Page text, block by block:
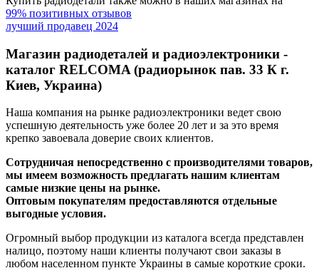
99% позитивных отзывов
лучший продавец 2024
Магазин радиодеталей и радиоэлектроники -
каталог RELCOMA (радиорынок пав. 33 К г.
Киев, Украина)
Наша компания на рынке радиоэлектроники ведет свою
успешную деятельность уже более 20 лет и за это время
крепко завоевала доверие своих клиентов.
Сотрудничая непосредственно с производителями товаров,
мы имеем возможность предлагать нашим клиентам
самые низкие цены на рынке.
Оптовым покупателям предоставляются отдельные
выгодные условия.
Огромный выбор продукции из каталога всегда представлен
налицо, поэтому наши клиенты получают свои заказы в
любом населенном пункте Украины в самые короткие сроки.